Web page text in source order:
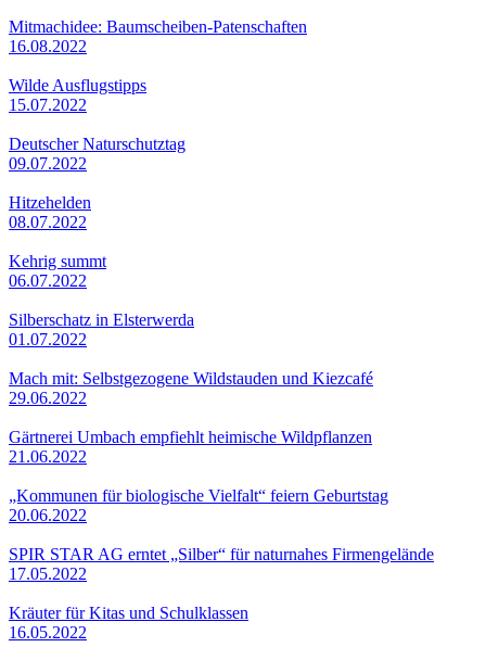
Mitmachidee: Baumscheiben-Patenschaften
16.08.2022
Wilde Ausflugstipps
15.07.2022
Deutscher Naturschutztag
09.07.2022
Hitzehelden
08.07.2022
Kehrig summt
06.07.2022
Silberschatz in Elsterwerda
01.07.2022
Mach mit: Selbstgezogene Wildstauden und Kiezcafé
29.06.2022
Gärtnerei Umbach empfiehlt heimische Wildpflanzen
21.06.2022
„Kommunen für biologische Vielfalt“ feiern Geburtstag
20.06.2022
SPIR STAR AG erntet „Silber“ für naturnahes Firmengelände
17.05.2022
Kräuter für Kitas und Schulklassen
16.05.2022